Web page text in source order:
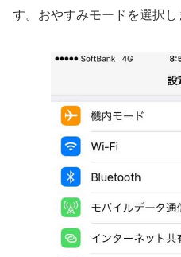
す。おやすみモードを選択し